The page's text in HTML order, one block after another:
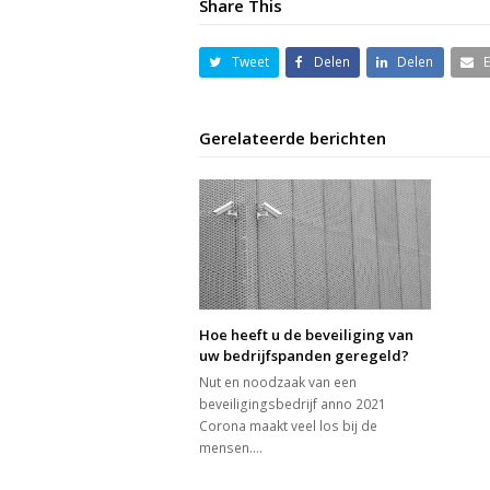
Share This
Tweet Delen Delen
Gerelateerde berichten
Hoe heeft u de beveiliging van
uw bedrijfspanden geregeld?
Nut en noodzaak van een
beveiligingsbedrijf anno 2021
Corona maakt veel los bij de
mensen.…